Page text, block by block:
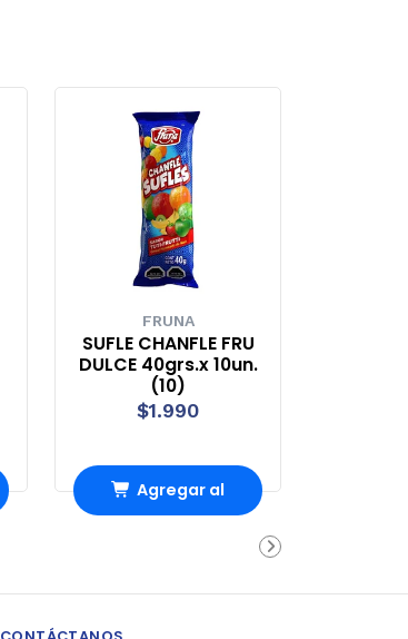
FRUNA
SUFLE CHANFLE FRU
DULCE 40grs.x 10un.
(10)
$1.990
Agregar al